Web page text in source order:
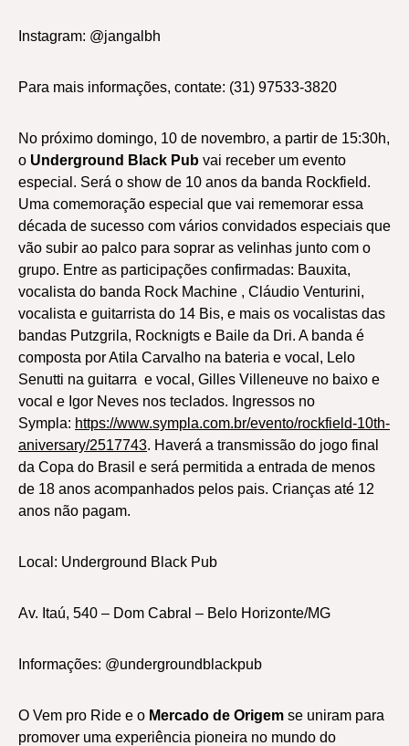
Instagram: @jangalbh
Para mais informações, contate: (31) 97533-3820
No próximo domingo, 10 de novembro, a partir de 15:30h,
o Underground Black Pub vai receber um evento
especial. Será o show de 10 anos da banda Rockfield.
Uma comemoração especial que vai rememorar essa
década de sucesso com vários convidados especiais que
vão subir ao palco para soprar as velinhas junto com o
grupo. Entre as participações confirmadas: ⁠Bauxita,
vocalista do banda Rock Machine , ⁠Cláudio Venturini,
vocalista e guitarrista do 14 Bis, e mais os vocalistas das
bandas Putzgrila, Rocknigts e Baile da Dri. A banda é
composta por Atila Carvalho na bateria e vocal, Lelo
Senutti na guitarra e vocal, Gilles Villeneuve no baixo e
vocal e Igor Neves nos teclados. Ingressos no
Sympla: https://www.sympla.com.br/evento/rockfield-10th-
aniversary/2517743. Haverá a transmissão do jogo final
da Copa do Brasil e será permitida a entrada de menos
de 18 anos acompanhados pelos pais. Crianças até 12
anos não pagam.
Local: Underground Black Pub
Av. Itaú, 540 – Dom Cabral – Belo Horizonte/MG
Informações: @undergroundblackpub
O Vem pro Ride e o Mercado de Origem se uniram para
promover uma experiência pioneira no mundo do